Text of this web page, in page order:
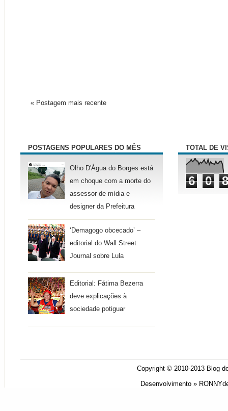
« Postagem mais recente
POSTAGENS POPULARES DO MÊS
Olho D'Água do Borges está
em choque com a morte do
assessor de mídia e
designer da Prefeitura
‘Demagogo obcecado’ –
editorial do Wall Street
Journal sobre Lula
Editorial: Fátima Bezerra
deve explicações à
sociedade potiguar
TOTAL DE
6 0 8
Copyright © 2010-2013 Blog
Desenvolvimento »